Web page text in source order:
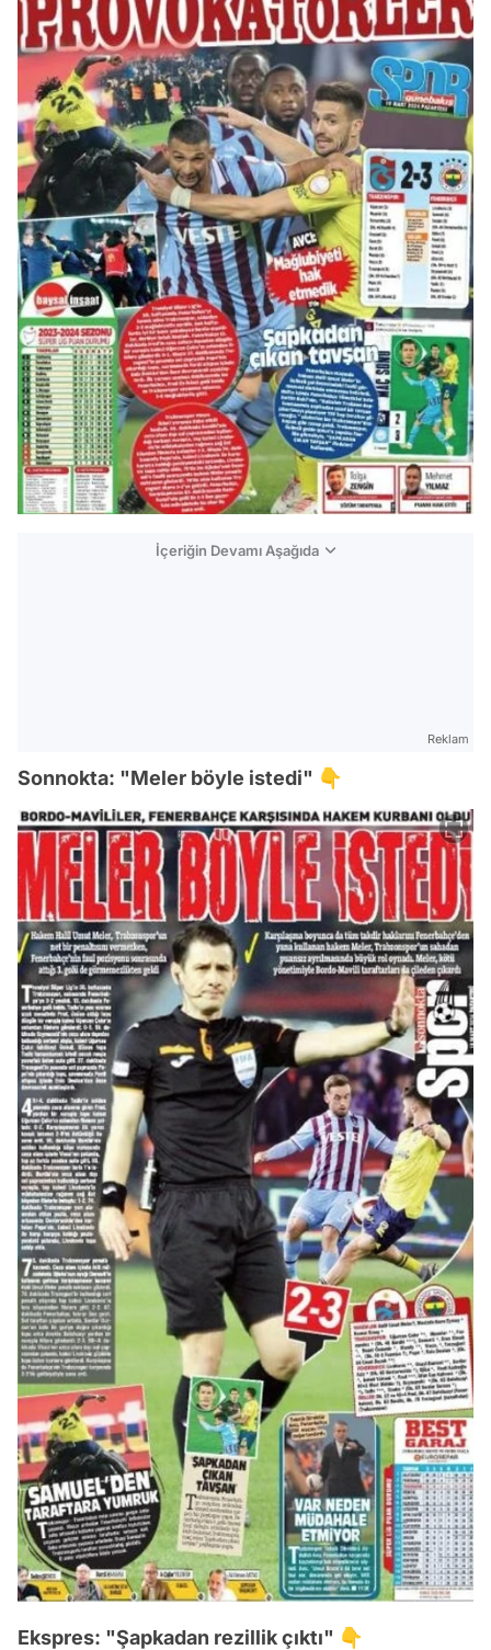
İçeriğin Devamı Aşağıda
Reklam
Sonnokta: "Meler böyle istedi" 👇
Ekspres: "Şapkadan rezillik çıktı" 👇